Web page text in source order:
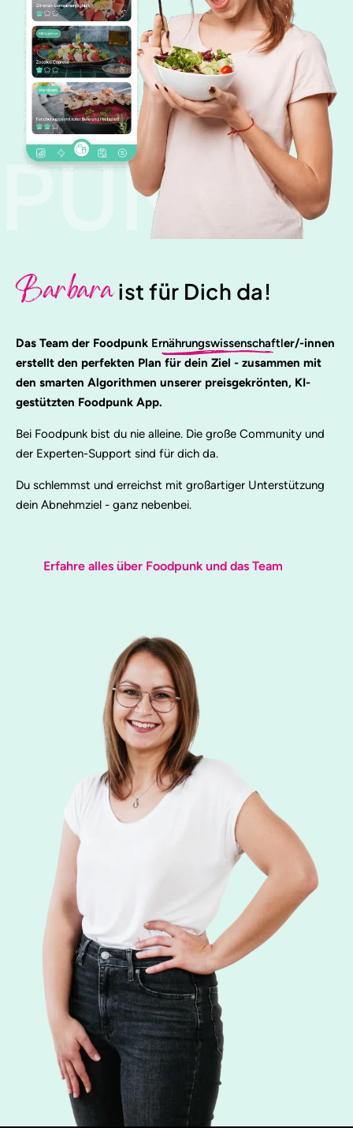
PUNK
Barbaraist für Dich da!
Das Team der Foodpunk Ernährungswissenschaftler/-innen
erstellt den perfekten Plan für dein Ziel - zusammen mit
den smarten Algorithmen unserer preisgekrönten, KI-
gestützten Foodpunk App.
Bei Foodpunk bist du nie alleine. Die große Community und
der Experten-Support sind für dich da.
Du schlemmst und erreichst mit großartiger Unterstützung
dein Abnehmziel - ganz nebenbei.
Erfahre alles über Foodpunk und das Team